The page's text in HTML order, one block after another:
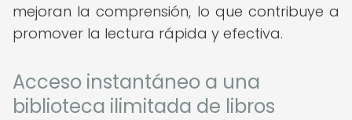
mejoran la comprensión, lo que contribuye a
promover la lectura rápida y efectiva.
Acceso instantáneo a una
biblioteca ilimitada de libros